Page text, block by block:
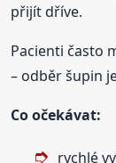
přijít dříve.
Pacienti často
– odběr šupin
Co očekávat:
rychlé